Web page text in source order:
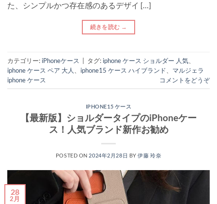
た、シンプルかつ存在感のあるデザイ […]
続きを読む →
カテゴリー: iPhoneケース | タグ: iphone ケース ショルダー 人気
iphone ケース ペア 大人
iphone15 ケース ハイブランド
マルジェラ
iphone ケース
コメントをどうぞ
IPHONE15 ケース
【最新版】ショルダータイプのiPhoneケー
ス！人気ブランド新作お勧め
POSTED ON 2024年2月28日 BY伊藤 玲奈
28
2月